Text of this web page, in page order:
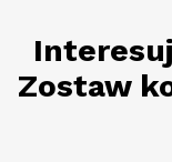
Zostaw